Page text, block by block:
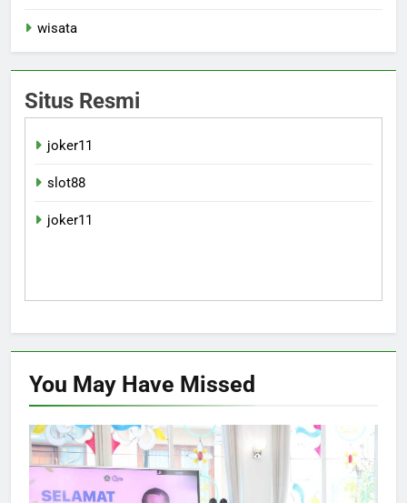
wisata
Situs Resmi
joker11
slot88
joker11
You May Have Missed
EKONOMI